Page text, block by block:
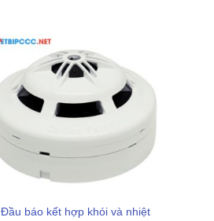
Đầu báo kết hợp khói và nhiệt